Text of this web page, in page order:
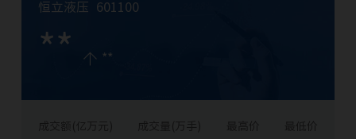
恒立液压 601100
** **